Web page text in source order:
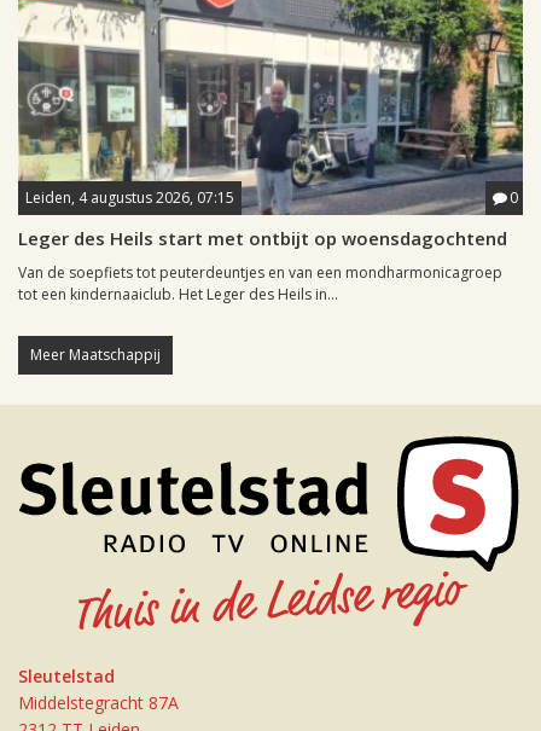
Leiden, 4 augustus 2026, 07:15 0
Leger des Heils start met ontbijt op woensdagochtend
Van de soepfiets tot peuterdeuntjes en van een mondharmonicagroep
tot een kindernaaiclub. Het Leger des Heils in...
Meer Maatschappij
Sleutelstad
Middelstegracht 87A